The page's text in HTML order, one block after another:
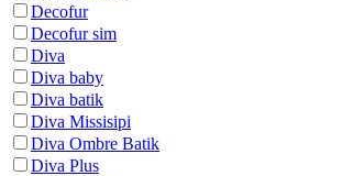
Decofur
Decofur sim
Diva
Diva baby
Diva batik
Diva Missisipi
Diva Ombre Batik
Diva Plus